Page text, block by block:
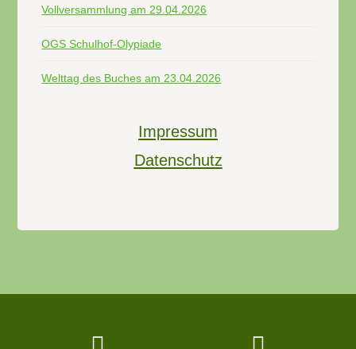
Vollversammlung am 29.04.2026
OGS Schulhof-Olypiade
Welttag des Buches am 23.04.2026
Impressum
Datenschutz